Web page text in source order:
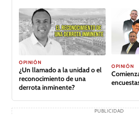
OPINIÓN
¿Un llamado a la unidad o el
reconocimiento de una
derrota inminente?
OPINIÓN
PUBLICIDAD